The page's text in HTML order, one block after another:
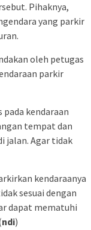
Pihaknya,
yang parkir
oleh petugas
parkir
kendaraan
tempat dan
jalan. Agar tidak
kendaraanya
sesuai dengan
dapat mematuhi
ndi)